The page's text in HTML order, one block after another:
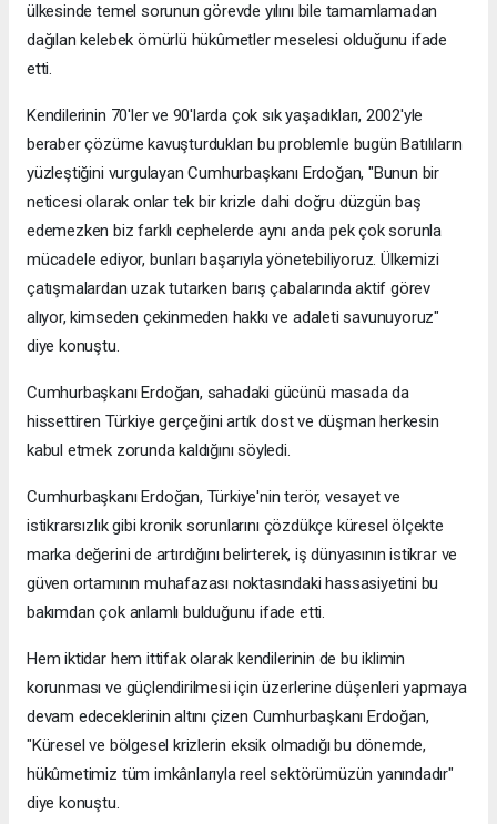
ülkesinde temel sorunun görevde yılını bile tamamlamadan
dağılan kelebek ömürlü hükûmetler meselesi olduğunu ifade
etti.
Kendilerinin 70'ler ve 90'larda çok sık yaşadıkları, 2002'yle
beraber çözüme kavuşturdukları bu problemle bugün Batılıların
yüzleştiğini vurgulayan Cumhurbaşkanı Erdoğan, "Bunun bir
neticesi olarak onlar tek bir krizle dahi doğru düzgün baş
edemezken biz farklı cephelerde aynı anda pek çok sorunla
mücadele ediyor, bunları başarıyla yönetebiliyoruz. Ülkemizi
çatışmalardan uzak tutarken barış çabalarında aktif görev
alıyor, kimseden çekinmeden hakkı ve adaleti savunuyoruz"
diye konuştu.
Cumhurbaşkanı Erdoğan, sahadaki gücünü masada da
hissettiren Türkiye gerçeğini artık dost ve düşman herkesin
kabul etmek zorunda kaldığını söyledi.
Cumhurbaşkanı Erdoğan, Türkiye'nin terör, vesayet ve
istikrarsızlık gibi kronik sorunlarını çözdükçe küresel ölçekte
marka değerini de artırdığını belirterek, iş dünyasının istikrar ve
güven ortamının muhafazası noktasındaki hassasiyetini bu
bakımdan çok anlamlı bulduğunu ifade etti.
Hem iktidar hem ittifak olarak kendilerinin de bu iklimin
korunması ve güçlendirilmesi için üzerlerine düşenleri yapmaya
devam edeceklerinin altını çizen Cumhurbaşkanı Erdoğan,
"Küresel ve bölgesel krizlerin eksik olmadığı bu dönemde,
hükûmetimiz tüm imkânlarıyla reel sektörümüzün yanındadır"
diye konuştu.